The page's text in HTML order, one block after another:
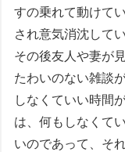
すの乗れて動けて
され意気消沈して
その後友人や妻が
たわいのない雑談
しなくていい時間
は、何もしなくて
いのであって、そ